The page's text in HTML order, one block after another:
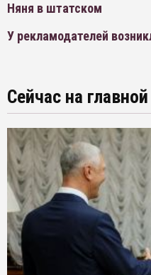
Няня в штатском
У рекламодателей
Сейчас на главной